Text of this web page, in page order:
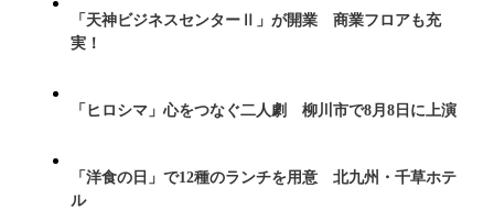
「天神ビジネスセンターⅡ」が開業 商業フロアも充
実！
「ヒロシマ」心をつなぐ二人劇 柳川市で8月8日に上演
「洋食の日」で12種のランチを用意 北九州・千草ホテ
ル